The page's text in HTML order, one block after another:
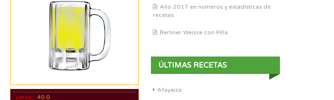
Litros: 40.0
Año 2017 en números y estadísticas de
recetas
Berliner Weisse con Piña
ÚLTIMAS RECETAS
Afayaiza